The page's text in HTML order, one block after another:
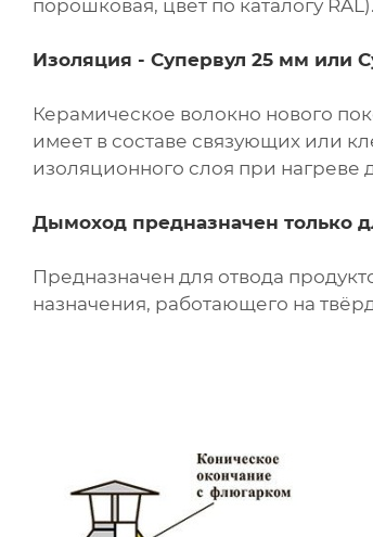
порошковая, цвет по каталогу RAL).
Изоляция - Супервул 25 мм или
Керамическое волокно нового
имеет в составе связующих или
изоляционного слоя при нагреве
Дымоход предназначен только
Предназначен для отвода
назначения, работающего на